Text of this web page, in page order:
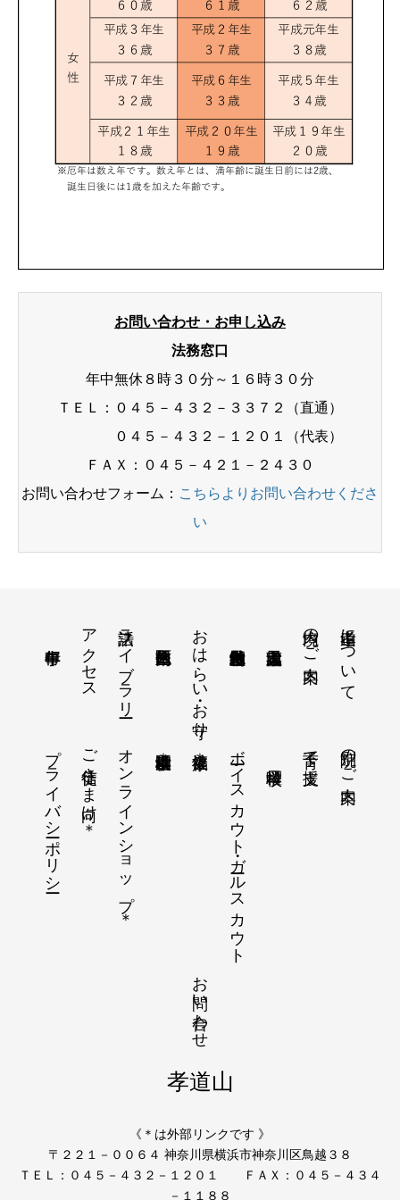
お問い合わせ・お申し込み
法務窓口
年中無休８時３０分～１６時３０分
ＴＥＬ：０４５－４３２－３３７２（直通）
０４５－４３２－１２０１（代表）
ＦＡＸ：０４５－４２１－２４３０
お問い合わせフォーム： こちらよりお問い合わせくださ
い
孝道山について
境内のご案内
おはらい・お守り
法話ライブラリー
アクセス
別院のご案内
子育て支援
ボーイスカウト・ガールスカウト
健康福祉＊
横浜孝道幼稚園＊
オンラインショップ＊
ご信徒さま向け＊
プライバシーポリシー
お問い合わせ
孝道山
《＊は外部リンクです 》
〒２２１－００６４ 神奈川県横浜市神奈川区鳥越３８
ＴＥＬ：０４５－４３２－１２０１ ＦＡＸ：０４５－４３４
－１１８８